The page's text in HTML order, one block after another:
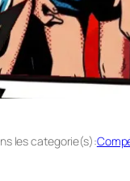
les categorie(s):